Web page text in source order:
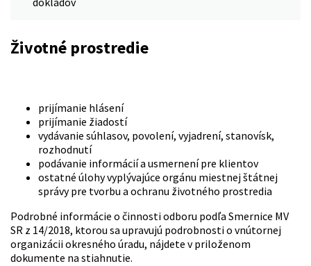
Životné prostredie
prijímanie hlásení
prijímanie žiadostí
vydávanie súhlasov, povolení, vyjadrení, stanovísk,
rozhodnutí
podávanie informácií a usmernení pre klientov
ostatné úlohy vyplývajúce orgánu miestnej štátnej
správy pre tvorbu a ochranu životného prostredia
Podrobné informácie o činnosti odboru podľa Smernice MV
SR z 14/2018, ktorou sa upravujú podrobnosti o vnútornej
organizácii okresného úradu, nájdete v priloženom
dokumente na stiahnutie.